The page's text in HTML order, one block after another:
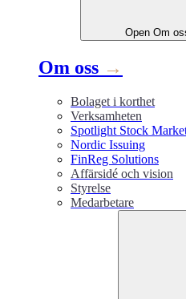
Open Om
Om oss →
Bolaget i korthet
Verksamheten
Spotlight Stock
Nordic Issuing
FinReg Solutions
Affärsidé och vision
Styrelse
Medarbetare